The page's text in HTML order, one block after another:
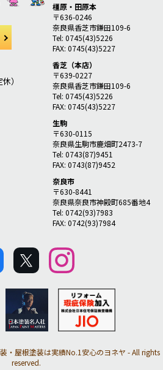
）
橿原・田原本
〒636-0246
奈良県香芝市鎌田109-6
Tel: 0745(43)5226
FAX: 0745(43)5227
香芝（本店）
〒639-0227
奈良県香芝市鎌田109-6
Tel: 0745(43)5226
FAX: 0745(43)5227
生駒
〒630-0115
奈良県生駒市鹿畑町2473-7
Tel: 0743(87)9451
FAX: 0743(87)9452
奈良市
〒630-8441
奈良県奈良市神殿町685番地4
Tel: 0742(93)7983
FAX: 0742(93)7984
・屋根塗装は実績No.1安心のヨネヤ - All rights
reserved.